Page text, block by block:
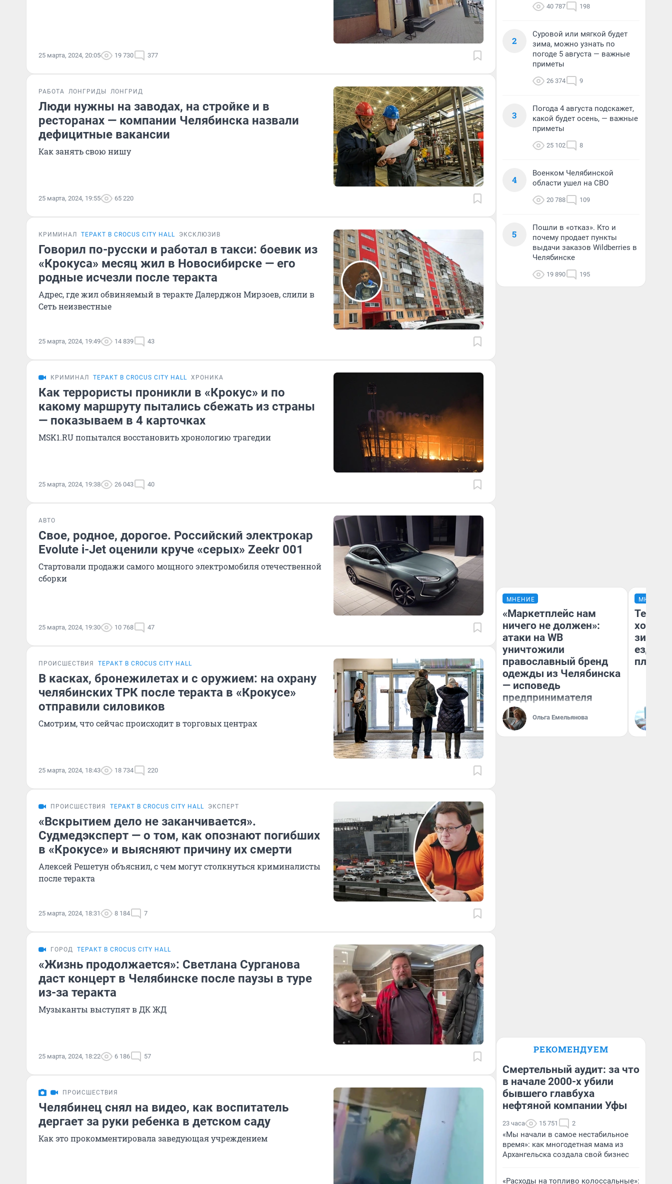
25 марта, 2024, 20:05 19 730 377
РАБОТА ЛОНГРИДЫ ЛОНГРИД
Люди нужны на заводах, на стройке и в
ресторанах — компании Челябинска назвали
дефицитные вакансии
Как занять свою нишу
25 марта, 2024, 19:55 65 220
КРИМИНАЛ ТЕРАКТ В CROCUS CITY HALL ЭКСКЛЮЗИВ
Говорил по-русски и работал в такси: боевик из
«Крокуса» месяц жил в Новосибирске — его
родные исчезли после теракта
Адрес, где жил обвиняемый в теракте Далерджон Мирзоев, слили в
Сеть неизвестные
25 марта, 2024, 19:49 14 839 43
КРИМИНАЛ ТЕРАКТ В CROCUS CITY HALL ХРОНИКА
Как террористы проникли в «Крокус» и по
какому маршруту пытались сбежать из страны
— показываем в 4 карточках
MSK1.RU попытался восстановить хронологию трагедии
25 марта, 2024, 19:38 26 043 40
АВТО
Свое, родное, дорогое. Российский электрокар
Evolute i-Jet оценили круче «серых» Zeekr 001
Стартовали продажи самого мощного электромобиля отечественной
сборки
25 марта, 2024, 19:30 10 768 47
ПРОИСШЕСТВИЯ ТЕРАКТ В CROCUS CITY HALL
В касках, бронежилетах и с оружием: на охрану
челябинских ТРК после теракта в «Крокусе»
отправили силовиков
Смотрим, что сейчас происходит в торговых центрах
25 марта, 2024, 18:43 18 734 220
ПРОИСШЕСТВИЯ ТЕРАКТ В CROCUS CITY HALL ЭКСПЕРТ
«Вскрытием дело не заканчивается».
Судмедэксперт — о том, как опознают погибших
в «Крокусе» и выясняют причину их смерти
Алексей Решетун объяснил, с чем могут столкнуться криминалисты
после теракта
25 марта, 2024, 18:31 8 184 7
ГОРОД ТЕРАКТ В CROCUS CITY HALL
«Жизнь продолжается»: Светлана Сурганова
даст концерт в Челябинске после паузы в туре
из-за теракта
Музыканты выступят в ДК ЖД
25 марта, 2024, 18:22 6 186 57
ПРОИСШЕСТВИЯ
Челябинец снял на видео, как воспитатель
дергает за руки ребенка в детском саду
Как это прокомментировала заведующая учреждением
40 787 198
2
Суровой или мягкой будет
зима, можно узнать по
погоде 5 августа — важные
приметы
26 374 9
3
Погода 4 августа подскажет,
какой будет осень, — важные
приметы
25 102 8
4
Военком Челябинской
области ушел на СВО
20 788 109
5
Пошли в «отказ». Кто и
почему продает пункты
выдачи заказов Wildberries в
Челябинске
19 890 195
МНЕНИЕ
«Маркетплейс нам
ничего не должен»:
атаки на WB
уничтожили
православный бренд
одежды из Челябинска
— исповедь
предпринимателя
Ольга Емельянова
МНЕНИЕ
Тепло
зимой.
ездит
плюсы
РЕКОМЕНДУЕМ
Смертельный аудит: за что
в начале 2000-х убили
бывшего главбуха
нефтяной компании Уфы
23 часа 15 751 2
«Мы начали в самое нестабильное
время»: как многодетная мама из
Архангельска создала свой бизнес
«Расходы на топливо колоссальные»: